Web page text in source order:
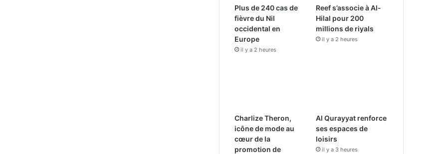
o
e
r
a
Plus de 240 cas de
fièvre du Nil
occidental en
Europe
il y a 2 heures
Reef s’associe à Al-
Hilal pour 200
millions de riyals
il y a 2 heures
Charlize Theron,
icône de mode au
cœur de la
promotion de
Al Qurayyat renforce
ses espaces de
loisirs
il y a 3 heures